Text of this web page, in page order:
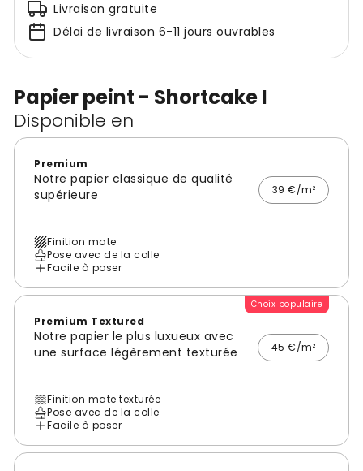
Papier peint - Shortcake I
Disponible en
Premium
Notre papier classique de qualité
supérieure
39 €/m²
Finition mate
Pose avec de la colle
Facile à poser
Choix populaire
Premium Textured
Notre papier le plus luxueux avec
une surface légèrement texturée
45 €/m²
Finition mate texturée
Pose avec de la colle
Facile à poser
Livraison gratuite
Délai de livraison 6-11 jours ouvrables